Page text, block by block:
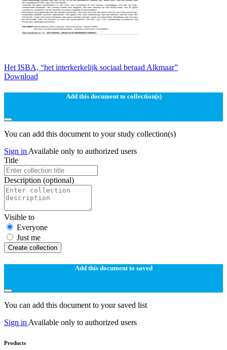
Het ISBA, “het interkerkelijk sociaal beraad Alkmaar”
Download
Add this document to collection(s)
You can add this document to your study collection(s)
Sign in Available only to authorized users
Title
Description (optional)
Visible to
Everyone
Just me
Create collection
Add this document to saved
You can add this document to your saved list
Sign in Available only to authorized users
Products